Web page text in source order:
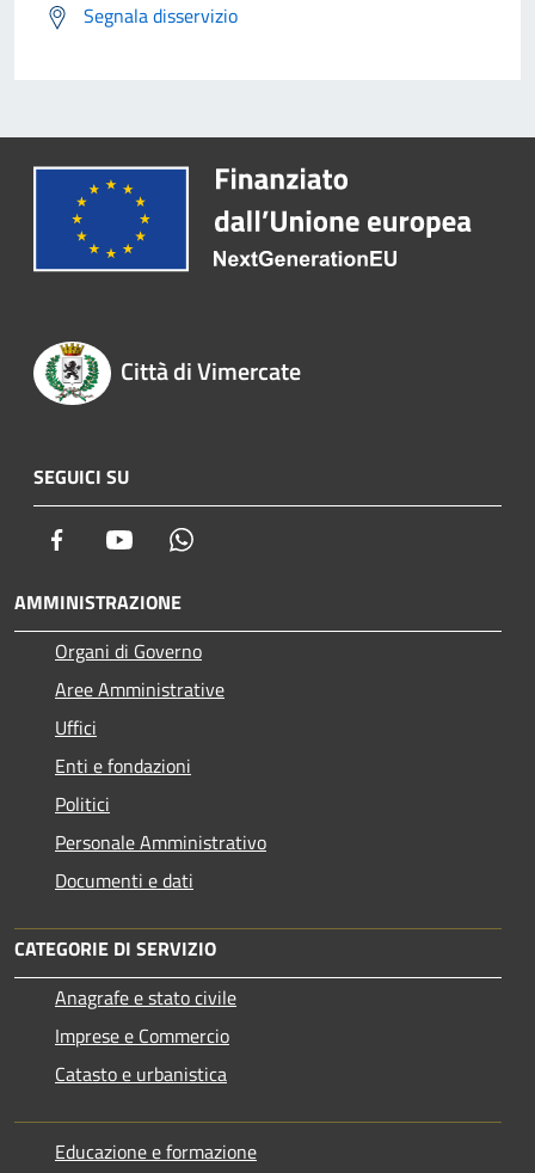
Segnala disservizio
Città di Vimercate
SEGUICI SU
Facebook Youtube
AMMINISTRAZIONE
Organi di Governo
Aree Amministrative
Uffici
Enti e fondazioni
Politici
Personale Amministrativo
Documenti e dati
CATEGORIE DI SERVIZIO
Anagrafe e stato civile
Imprese e Commercio
Catasto e urbanistica
Educazione e formazione